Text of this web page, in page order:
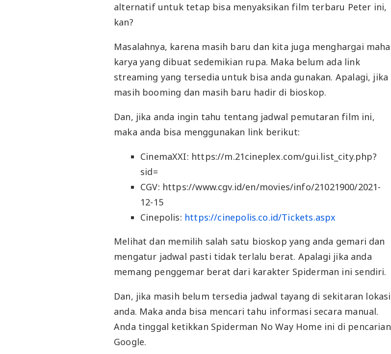
alternatif untuk tetap bisa menyaksikan film terbaru Peter ini,
kan?
Masalahnya, karena masih baru dan kita juga menghargai maha
karya yang dibuat sedemikian rupa. Maka belum ada link
streaming yang tersedia untuk bisa anda gunakan. Apalagi, jika
masih booming dan masih baru hadir di bioskop.
Dan, jika anda ingin tahu tentang jadwal pemutaran film ini,
maka anda bisa menggunakan link berikut:
CinemaXXI: https://m.21cineplex.com/gui.list_city.php?
sid=
CGV: https://www.cgv.id/en/movies/info/21021900/2021-
12-15
Cinepolis: https://cinepolis.co.id/Tickets.aspx
Melihat dan memilih salah satu bioskop yang anda gemari dan
mengatur jadwal pasti tidak terlalu berat. Apalagi jika anda
memang penggemar berat dari karakter Spiderman ini sendiri.
Dan, jika masih belum tersedia jadwal tayang di sekitaran lokasi
anda. Maka anda bisa mencari tahu informasi secara manual.
Anda tinggal ketikkan Spiderman No Way Home ini di pencarian
Google.